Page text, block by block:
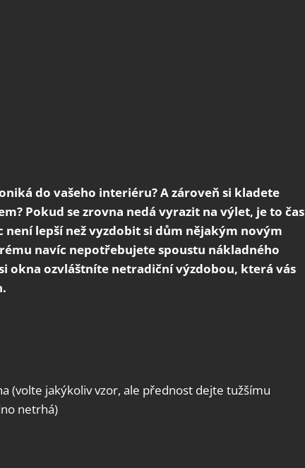
do vašeho interiéru? A zároveň si kladete
Pokud se zrovna nedá vyrazit na výlet, je to čas
lepší než vyzdobit si dům nějakým novým
navíc nepotřebujete spoustu nákladného
okna ozvláštníte netradiční výzdobou, která vás
(volte jakýkoliv vzor, ale přednost dejte tužšímu
netrhá)